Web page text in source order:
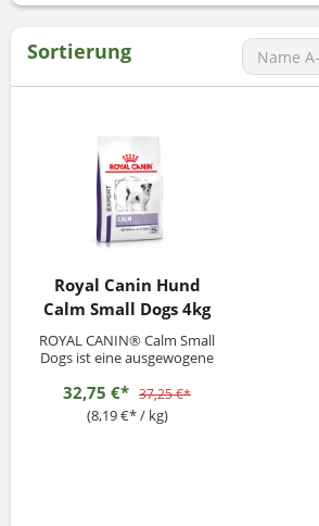
Sortierung
Royal Canin Hund
Calm Small Dogs 4kg
ROYAL CANIN® Calm Small
Dogs ist eine ausgewogene
spezielle Rezeptur Hunde
kleiner Rassen (&lt; 15kg) in
emotional belastenden
32,75 €* 37,25 €*
(8,19 €* / kg)